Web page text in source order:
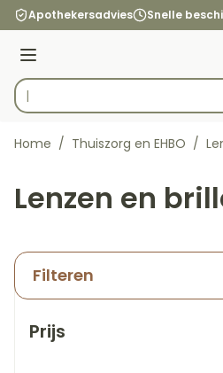
Ga naar de inhoud
Apothekersadvies Snelle
Menu
Product, merk, categorie...
Home / Thuiszorg en EHBO /
Lenzen en
Filteren
Prijs